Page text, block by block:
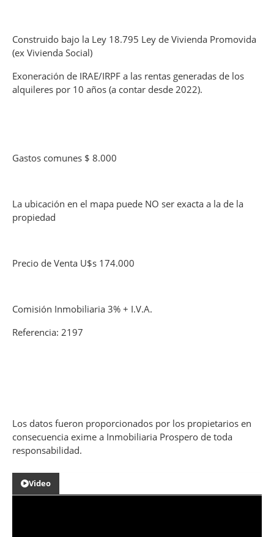
Construido bajo la Ley 18.795 Ley de Vivienda Promovida
(ex Vivienda Social)
Exoneración de IRAE/IRPF a las rentas generadas de los
alquileres por 10 años (a contar desde 2022).
Gastos comunes $ 8.000
La ubicación en el mapa puede NO ser exacta a la de la
propiedad
Precio de Venta U$s 174.000
Comisión Inmobiliaria 3% + I.V.A.
Referencia: 2197
Los datos fueron proporcionados por los propietarios en
consecuencia exime a Inmobiliaria Prospero de toda
responsabilidad.
Video